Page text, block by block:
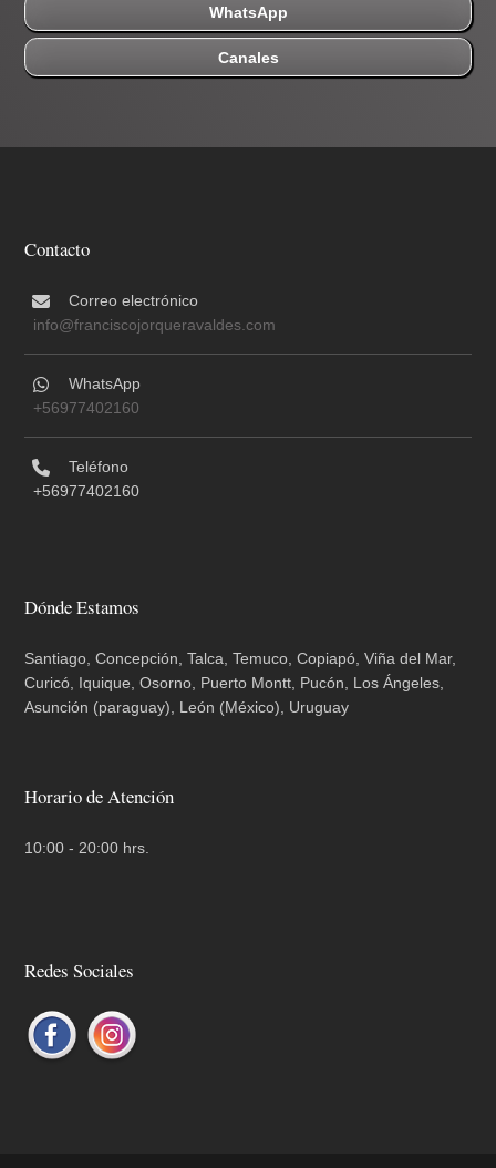
WhatsApp
Canales
Contacto
Correo electrónico
info@franciscojorqueravaldes.com
WhatsApp
+56977402160
Teléfono
+56977402160
Dónde Estamos
Santiago, Concepción, Talca, Temuco, Copiapó, Viña del Mar,
Curicó, Iquique, Osorno, Puerto Montt, Pucón, Los Ángeles,
Asunción (paraguay), León (México), Uruguay
Horario de Atención
10:00 - 20:00 hrs.
Redes Sociales